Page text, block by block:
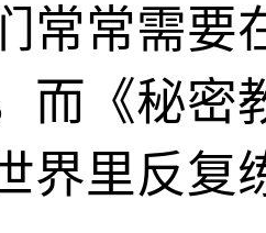
常常需要
而《秘密
界里反复